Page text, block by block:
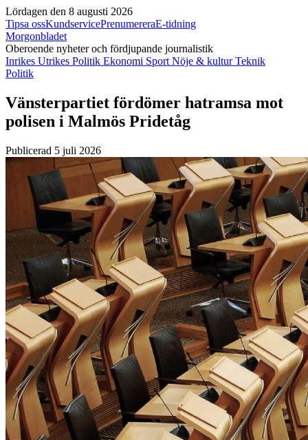
Lördagen den 8 augusti 2026
Tipsa ossKundservicePrenumereraE-tidning
Morgonbladet
Oberoende nyheter och fördjupande journalistik
Inrikes Utrikes Politik Ekonomi Sport Nöje & kulturTeknik
Politik
Vänsterpartiet fördömer hatramsa mot
polisen i Malmös Pridetåg
Publicerad 5 juli 2026